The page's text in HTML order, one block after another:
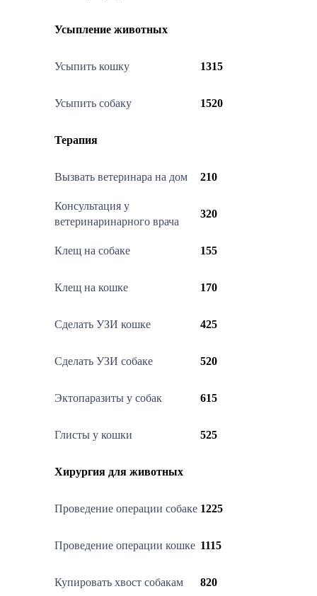
Усыпление животных
Усыпить кошку 1315
Усыпить собаку 1520
Терапия
Вызвать ветеринара на дом 210
Консультация у
ветеринаринарного врача
320
Клещ на собаке 155
Клещ на кошке 170
Сделать УЗИ кошке 425
Сделать УЗИ собаке 520
Эктопаразиты у собак 615
Глисты у кошки 525
Хирургия для животных
Проведение операции собаке 1225
Проведение операции кошке 1115
Купировать хвост собакам 820